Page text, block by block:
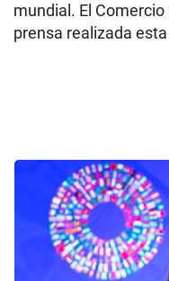
mundial. El
prensa realizada